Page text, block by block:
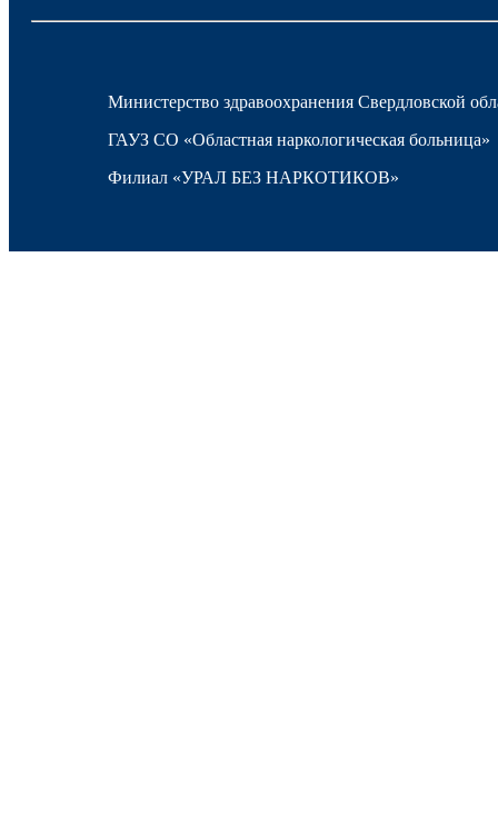
Министерство здравоохранения Свердловской
ГАУЗ СО «Областная наркологическая больница»
Филиал «УРАЛ БЕЗ НАРКОТИКОВ»